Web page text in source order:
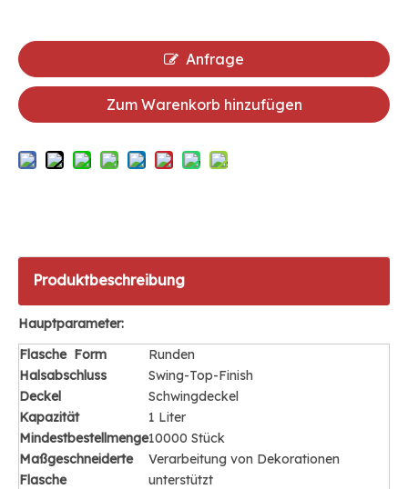
Anfrage
Zum Warenkorb hinzufügen
Produktbeschreibung
Hauptparameter:
Flasche Form
Runden
Halsabschluss
Swing-Top-Finish
Deckel
Schwingdeckel
Kapazität
1 Liter
Mindestbestellmenge10000 Stück
Maßgeschneiderte
Flasche
Verarbeitung von Dekorationen
unterstützt